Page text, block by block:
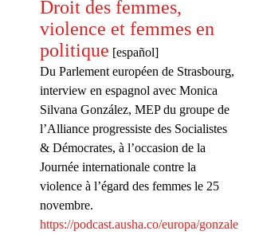
Droit des femmes,
violence et femmes en
politique [español]
Du Parlement européen de Strasbourg,
interview en espagnol avec Monica
Silvana González, MEP du groupe de
l’Alliance progressiste des Socialistes
& Démocrates, à l’occasion de la
Journée internationale contre la
violence à l’égard des femmes le 25
novembre.
https://podcast.ausha.co/europa/gonzale